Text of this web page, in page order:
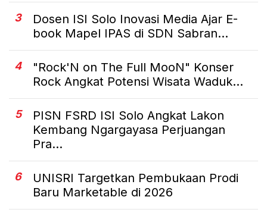
3
Dosen ISI Solo Inovasi Media Ajar E-
book Mapel IPAS di SDN Sabran...
4
"Rock'N on The Full MooN" Konser
Rock Angkat Potensi Wisata Waduk...
5
PISN FSRD ISI Solo Angkat Lakon
Kembang Ngargayasa Perjuangan
Pra...
6
UNISRI Targetkan Pembukaan Prodi
Baru Marketable di 2026